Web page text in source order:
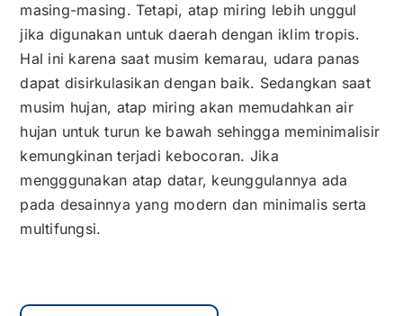
masing-masing. Tetapi, atap miring lebih unggul
jika digunakan untuk daerah dengan iklim tropis.
Hal ini karena saat musim kemarau, udara panas
dapat disirkulasikan dengan baik. Sedangkan saat
musim hujan, atap miring akan memudahkan air
hujan untuk turun ke bawah sehingga meminimalisir
kemungkinan terjadi kebocoran. Jika
mengggunakan atap datar, keunggulannya ada
pada desainnya yang modern dan minimalis serta
multifungsi.